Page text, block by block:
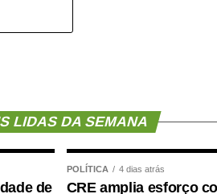
de boliche e vôlei de
com percurso entre o
e individuais, como
mountain bike, natação,
e vôlei de praia. Já os
LIDAS DA SEMANA
de
POLÍTICA 4 dias atrás
CRE amplia esforço